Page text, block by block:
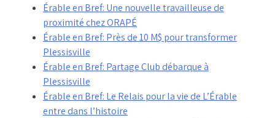
Érable en Bref: Une nouvelle travailleuse de
proximité chez ORAPÉ
Érable en Bref: Près de 10 M$ pour transformer
Plessisville
Érable en Bref: Partage Club débarque à
Plessisville
Érable en Bref: Le Relais pour la vie de L’Érable
entre dans l’histoire